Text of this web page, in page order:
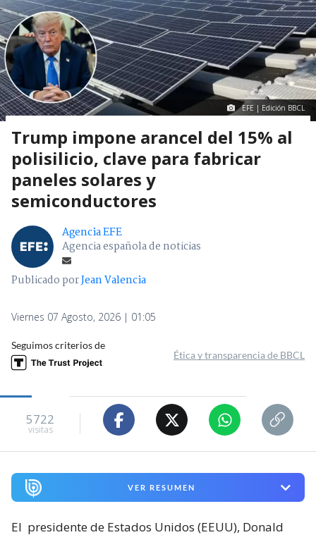
EFE | Edición BBCL
Trump impone arancel del 15% al
polisilicio, clave para fabricar
paneles solares y
semiconductores
Agencia EFE
Agencia española de noticias
Publicado porJean Valencia
Viernes 07 Agosto, 2026 | 01:05
Seguimos criterios de
Ética y transparencia de BBCL
5722
visitas
VER RESUMEN
El presidente de Estados Unidos (EEUU), Donald